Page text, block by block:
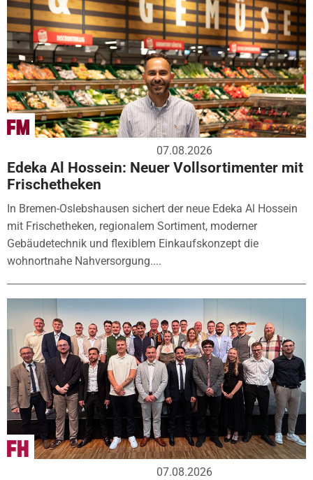
07.08.2026
Edeka Al Hossein: Neuer Vollsortimenter mit
Frischetheken
In Bremen-Oslebshausen sichert der neue Edeka Al Hossein
mit Frischetheken, regionalem Sortiment, moderner
Gebäudetechnik und flexiblem Einkaufskonzept die
wohnortnahe Nahversorgung....
07.08.2026